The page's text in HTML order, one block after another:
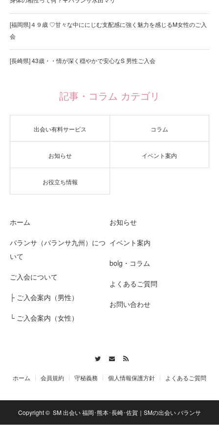
[福岡県]４９歳 ♡甘々な中ににじむ支配感に強く魅力を感じるM女性のご入
会
[長崎県] 43歳・・情が深く穏やかで安心なS 男性ご入会
記事・コラム カテゴリ
出会い有料サービス コラム
お知らせ イベント案内
お役立ち情報
ホーム
バランサ（バランサ九州）につ
いて
ご入会について
├ ご入会案内（男性）
└ ご入会案内（女性）
お知らせ
イベント案内
bolg・コラム
よくあるご質問
お問い合わせ
ホーム 会員規約 守秘義務 個人情報保護方針 よくあるご質問
Copyright © SM 出会い 福岡･熊本･長崎･佐賀｜SMの出会い バランサ